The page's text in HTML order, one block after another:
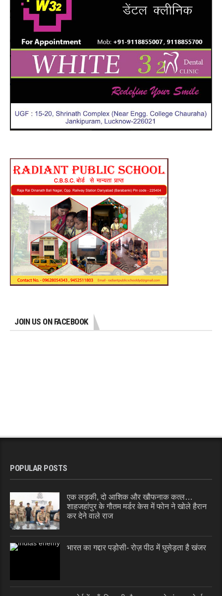
JOIN US ON FACEBOOK
POPULAR POSTS
एक लड़की, दो आशिक और खौफनाक कत्ल…
शाहजहांपुर के गौतम मर्डर केस में फोन ने खोले हैरान
कर देने वाले राज
भारत का गद्दार पड़ोसी- रोज़ पीठ में घुसेड़ता है खंजर